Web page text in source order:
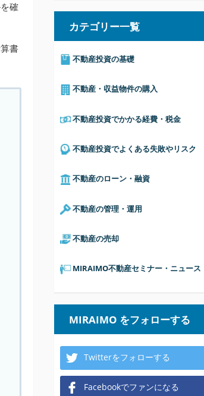
確
書
カテゴリー一覧
不動産投資の基礎
不動産・収益物件の購入
不動産投資でかかる経費・税金
不動産投資でよくある失敗やリスク
不動産のローン・融資
不動産の管理・運用
不動産の売却
MIRAIMO不動産セミナー・ニュース
MIRAIMO をフォローする
Twitterをフォローする
Facebookでファンになる